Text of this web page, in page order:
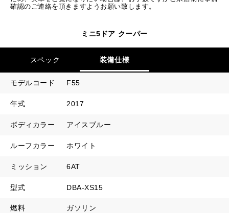
確認のご連絡を頂きますようお願い致します。
ミニ5ドア クーパー
スペック 装備仕様
モデルコード F55
年式 2017
ボディカラー アイスブルー
ルーフカラー ホワイト
ミッション 6AT
型式 DBA-XS15
燃料 ガソリン